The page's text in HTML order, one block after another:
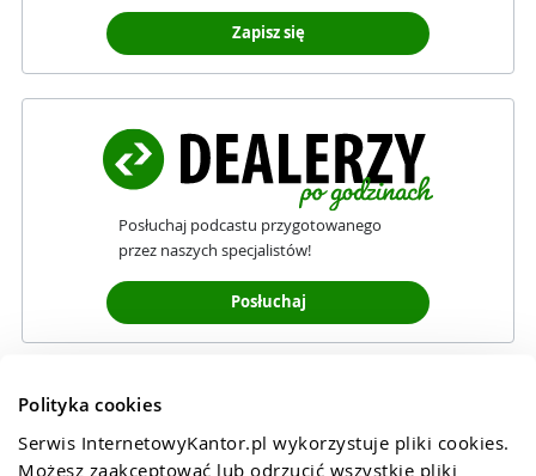
Polityka cookies
Serwis InternetowyKantor.pl wykorzystuje pliki cookies.
Możesz zaakceptować lub odrzucić wszystkie pliki
Zapisz się
Posłuchaj podcastu przygotowanego
przez naszych specjalistów!
Posłuchaj